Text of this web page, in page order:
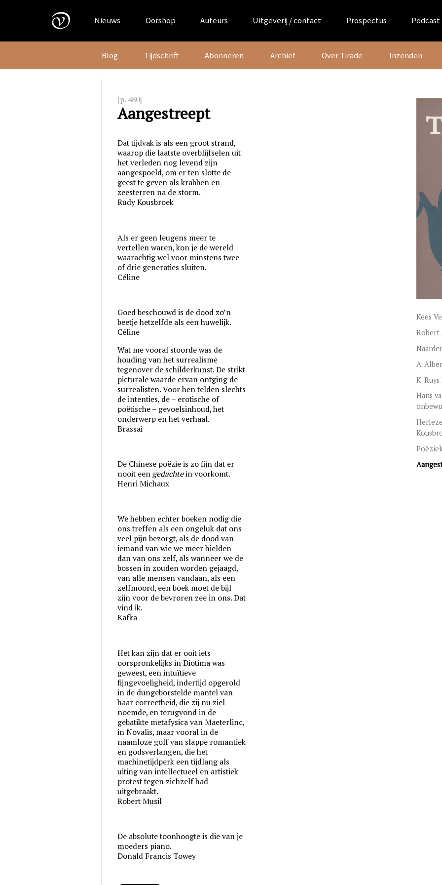
Nieuws Oorshop Auteurs Uitgeverij / contact Prospectus Podcast
Blog Tijdschrift Abonneren Archief Over Tirade Inzenden
[p. 480]
Aangestreept
Dat tijdvak is als een groot strand,
waarop die laatste overblijfselen uit
het verleden nog levend zijn
aangespoeld, om er ten slotte de
geest te geven als krabben en
zeesterren na de storm.
Rudy Kousbroek
Als er geen leugens meer te
vertellen waren, kon je de wereld
waarachtig wel voor minstens twee
of drie generaties sluiten.
Céline
Goed beschouwd is de dood zo’n
beetje hetzelfde als een huwelijk.
Céline
Wat me vooral stoorde was de
houding van het surrealisme
tegenover de schilderkunst. De strikt
picturale waarde ervan ontging de
surrealisten. Voor hen telden slechts
de intenties, de – erotische of
poëtische – gevoelsinhoud, het
onderwerp en het verhaal.
Brassai
De Chinese poëzie is zo fijn dat er
nooit een gedachtein voorkomt.
Henri Michaux
We hebben echter boeken nodig die
ons treffen als een ongeluk dat ons
veel pijn bezorgt, als de dood van
iemand van wie we meer hielden
dan van ons zelf, als wanneer we de
bossen in zouden worden gejaagd,
van alle mensen vandaan, als een
zelfmoord, een boek moet de bijl
zijn voor de bevroren zee in ons. Dat
vind ik.
Kafka
Het kan zijn dat er ooit iets
oorspronkelijks in Diotima was
geweest, een intuïtieve
fijngevoeligheid, indertijd opgerold
in de dungeborstelde mantel van
haar correctheid, die zij nu ziel
noemde, en terugvond in de
gebatikte metafysica van Maeterlinc,
in Novalis, maar vooral in de
naamloze golf van slappe romantiek
en godsverlangen, die het
machinetijdperk een tijdlang als
uiting van intellectueel en artistiek
protest tegen zichzelf had
uitgebraakt.
Robert Musil
De absolute toonhoogte is die van je
moeders piano.
Donald Francis Towey
Kees
Robert
A.
K.
Hans